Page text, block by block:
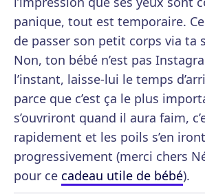
panique, tout est temporaire. Ce
de passer son petit corps via ta
Non, ton bébé n’est pas
l’instant, laisse-lui le temps
parce que c’est ça le plus
s’ouvriront quand il aura faim,
rapidement et les poils s’en iront
progressivement (merci chers
pour ce cadeau utile de bébé).